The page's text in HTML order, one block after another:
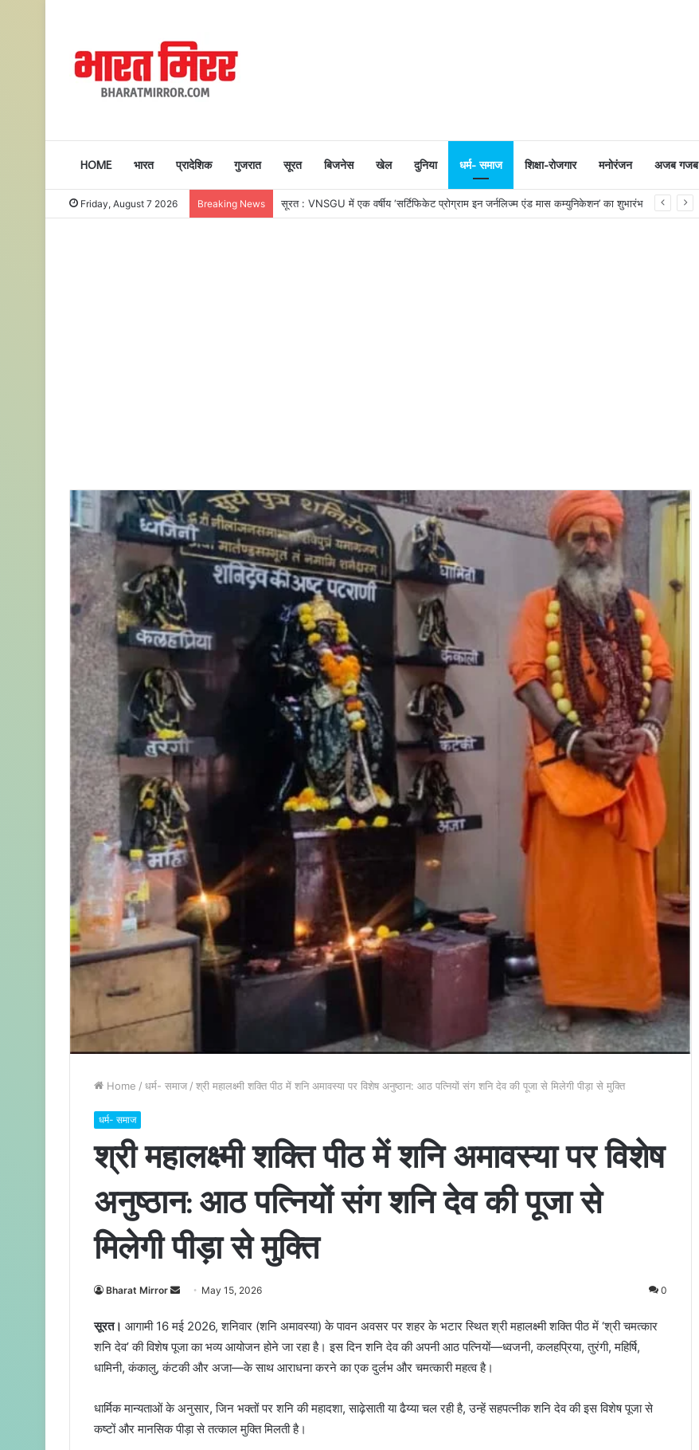
HOME भारत प्रादेशिक गुजरात सूरत बिजनेस खेल दुनिया धर्म- समाज शिक्षा-रोजगार मनोरंजन अजब गजब
Friday, August 7 2026 Breaking News सूरत : VNSGU में एक वर्षीय ‘सर्टिफिकेट प्रोग्राम इन जर्नलिज्म एंड मास कम्युनिकेशन’ का शुभारंभ
Home / धर्म- समाज / श्री महालक्ष्मी शक्ति पीठ में शनि अमावस्या पर विशेष अनुष्ठान: आठ पत्नियों संग शनि देव की पूजा से मिलेगी पीड़ा से मुक्ति
धर्म- समाज
श्री महालक्ष्मी शक्ति पीठ में शनि अमावस्या पर विशेष
अनुष्ठान: आठ पत्नियों संग शनि देव की पूजा से
मिलेगी पीड़ा से मुक्ति
Bharat Mirror
n
d
a
e
m
May 15, 2026 0
सूरत। आगामी 16 मई 2026, शनिवार (शनि अमावस्या) के पावन अवसर पर शहर के भटार स्थित श्री महालक्ष्मी शक्ति पीठ में ‘श्री चमत्कार
शनि देव’ की विशेष पूजा का भव्य आयोजन होने जा रहा है। इस दिन शनि देव की अपनी आठ पत्नियों—ध्वजनी, कलहप्रिया, तुरंगी, महिर्षि,
धामिनी, कंकालु, कंटकी और अजा—के साथ आराधना करने का एक दुर्लभ और चमत्कारी महत्व है।
​धार्मिक मान्यताओं के अनुसार, जिन भक्तों पर शनि की महादशा, साढ़ेसाती या ढैय्या चल रही है, उन्हें सहपत्नीक शनि देव की इस विशेष पूजा से
कष्टों और मानसिक पीड़ा से तत्काल मुक्ति मिलती है।